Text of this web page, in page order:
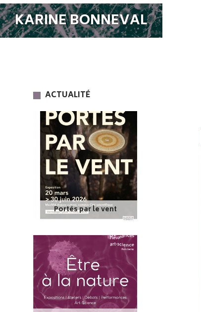
KARINE BONNEVAL
ACTUALITÉ
Portés par le vent